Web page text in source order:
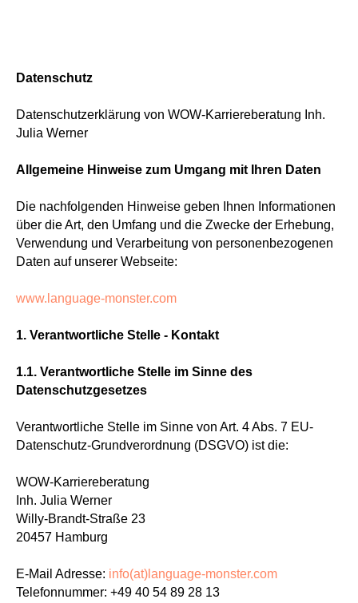
Datenschutz
Datenschutzerklärung von WOW-Karriereberatung Inh.
Julia Werner
Allgemeine Hinweise zum Umgang mit Ihren Daten
Die nachfolgenden Hinweise geben Ihnen Informationen
über die Art, den Umfang und die Zwecke der Erhebung,
Verwendung und Verarbeitung von personenbezogenen
Daten auf unserer Webseite:
www.language-monster.com
1. Verantwortliche Stelle - Kontakt
1.1. Verantwortliche Stelle im Sinne des
Datenschutzgesetzes
Verantwortliche Stelle im Sinne von Art. 4 Abs. 7 EU-
Datenschutz-Grundverordnung (DSGVO) ist die:
WOW-Karriereberatung
Inh. Julia Werner
Willy-Brandt-Straße 23
20457 Hamburg
E-Mail Adresse: info(at)language-monster.com
Telefonnummer: +49 40 54 89 28 13